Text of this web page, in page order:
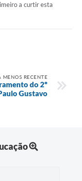
a curtir esta
MENOS RECENTE
do 2º
Gustavo